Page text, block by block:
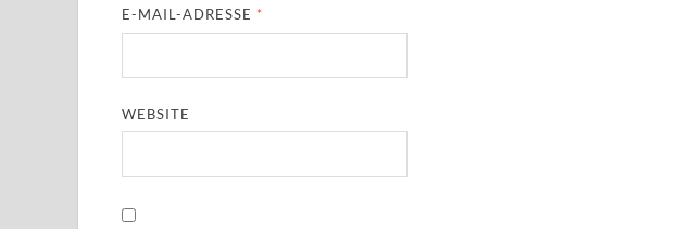
E-MAIL-ADRESSE *
WEBSITE